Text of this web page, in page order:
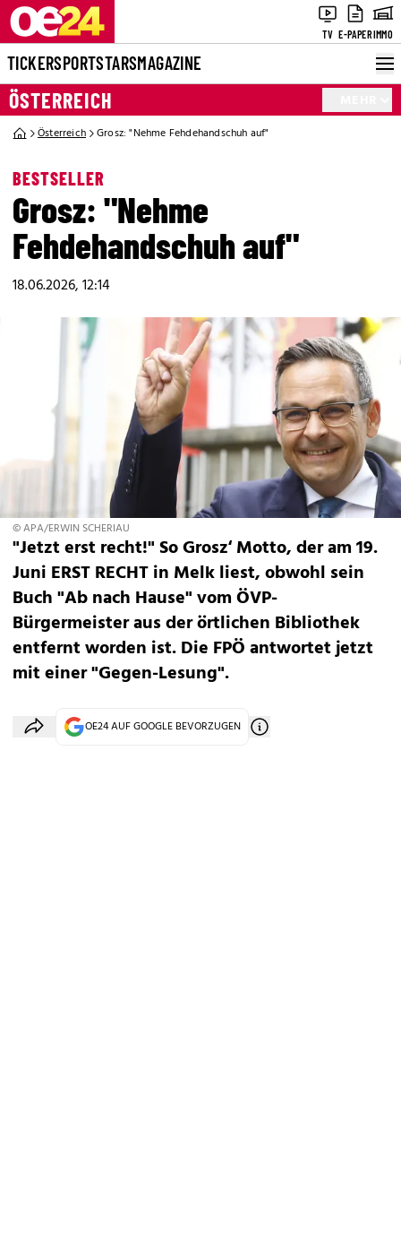
TV E-PAPERIMMO
TICKERSPORTSTARSMAGAZINE
ÖSTERREICH
Österreich Grosz: "Nehme Fehdehandschuh auf"
BESTSELLER
Grosz: "Nehme
Fehdehandschuh auf"
18.06.2026, 12:14
© APA/ERWIN SCHERIAU
"Jetzt erst recht!" So Grosz‘ Motto, der am 19.
Juni ERST RECHT in Melk liest, obwohl sein
Buch "Ab nach Hause" vom ÖVP-
Bürgermeister aus der örtlichen Bibliothek
entfernt worden ist. Die FPÖ antwortet jetzt
mit einer "Gegen-Lesung".
OE24 AUF GOOGLE BEVORZUGEN